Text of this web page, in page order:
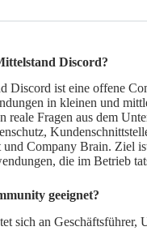
Discord?
Discord ist eine offene
in kleinen und
reale Fragen aus dem
und Company Brain. Ziel
die im Betrieb
geeignet?
sich an Geschäftsführer,